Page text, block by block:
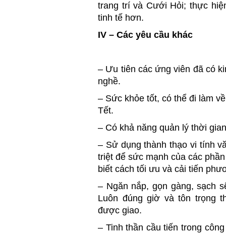
trang trí và Cưới Hỏi; thực
tinh tế hơn.
IV – Các yêu cầu khác
– Ưu tiên các ứng viên đã có
nghề.
– Sức khỏe tốt, có thể đi làm
Tết.
– Có khả năng quản lý thời
– Sử dụng thành thạo vi tính
triệt để sức mạnh của các
biết cách tối ưu và cải tiến
– Ngăn nắp, gọn gàng, sạch
Luôn đúng giờ và tôn trọng
được giao.
– Tinh thần cầu tiến trong